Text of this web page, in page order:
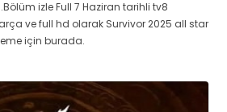
izle Full 7 Haziran tarihli tv8
ve full hd olarak Survivor 2025 all star
için burada.